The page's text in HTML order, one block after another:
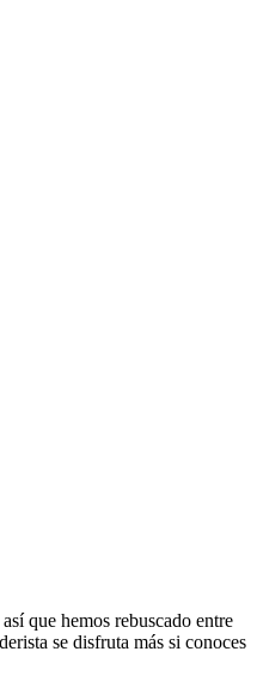
que hemos rebuscado entre
se disfruta más si conoces